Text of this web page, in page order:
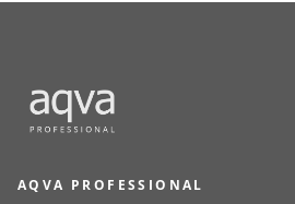
AQVA PROFESSIONAL